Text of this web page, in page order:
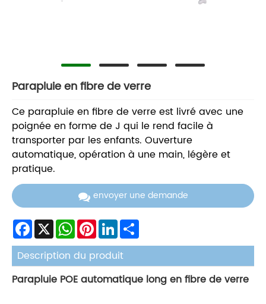
Parapluie en fibre de verre
Ce parapluie en fibre de verre est livré avec une
poignée en forme de J qui le rend facile à
transporter par les enfants. Ouverture
automatique, opération à une main, légère et
pratique.
envoyer une demande
Facebook
X WhatsAppPinterestLinkedIn
Description du produit
Parapluie POE automatique long en fibre de verre